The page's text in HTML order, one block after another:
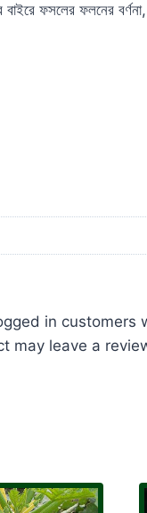
ফসলের ফলনের
in customers
may leave a